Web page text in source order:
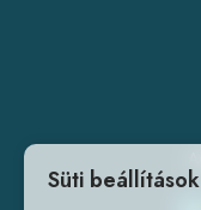
Süti beállítások